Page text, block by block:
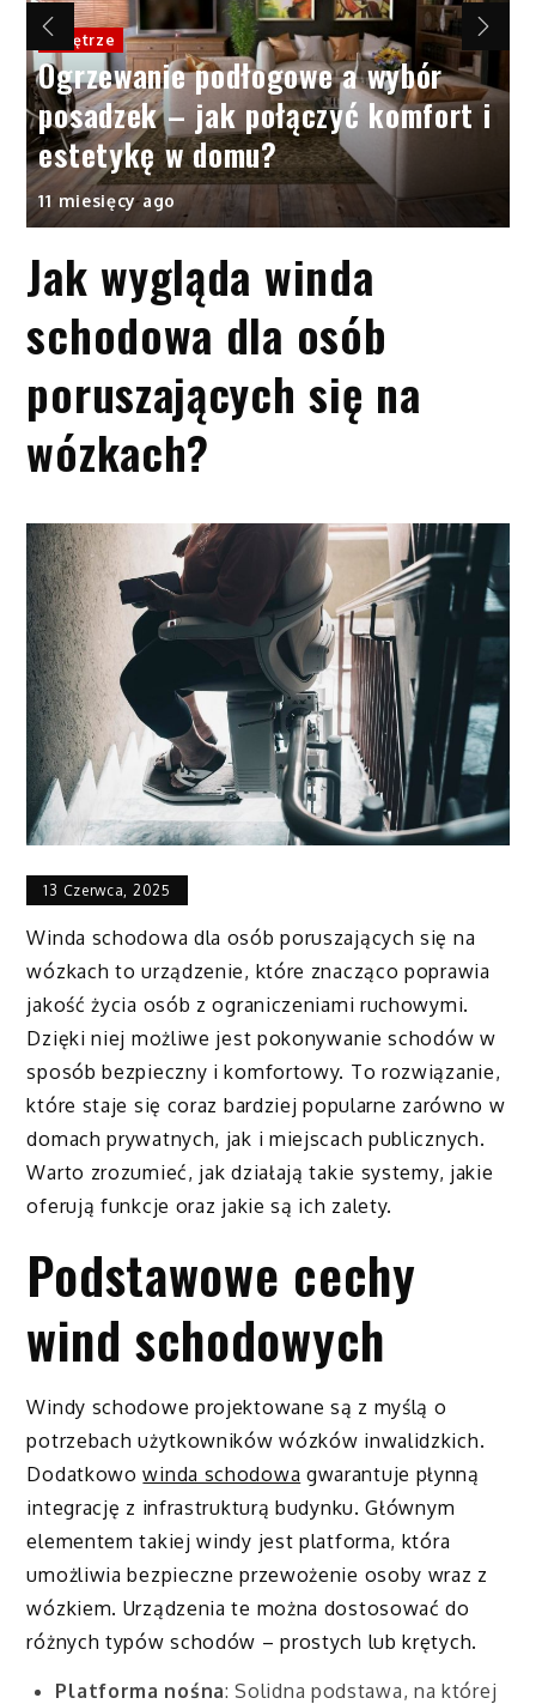
Wnętrze
Ogrzewanie podłogowe a wybór
posadzek – jak połączyć komfort i
estetykę w domu?
11 miesięcy ago
Jak wygląda winda
schodowa dla osób
poruszających się na
wózkach?
13 Czerwca, 2025
Winda schodowa dla osób poruszających się na
wózkach to urządzenie, które znacząco poprawia
jakość życia osób z ograniczeniami ruchowymi.
Dzięki niej możliwe jest pokonywanie schodów w
sposób bezpieczny i komfortowy. To rozwiązanie,
które staje się coraz bardziej popularne zarówno w
domach prywatnych, jak i miejscach publicznych.
Warto zrozumieć, jak działają takie systemy, jakie
oferują funkcje oraz jakie są ich zalety.
Podstawowe cechy
wind schodowych
Windy schodowe projektowane są z myślą o
potrzebach użytkowników wózków inwalidzkich.
Dodatkowowinda schodowa gwarantuje płynną
integrację z infrastrukturą budynku. Głównym
elementem takiej windy jest platforma, która
umożliwia bezpieczne przewożenie osoby wraz z
wózkiem. Urządzenia te można dostosować do
różnych typów schodów – prostych lub krętych.
Platforma nośna: Solidna podstawa, na której